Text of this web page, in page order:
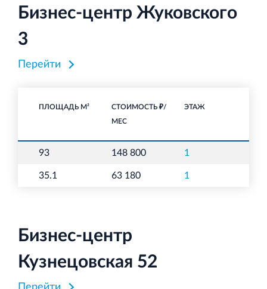
Бизнес-центр Жуковского
3
Перейти
ПЛОЩАДЬ М²
СТОИМОСТЬ ₽/
МЕС
ЭТАЖ
93 148 800 1
35.1 63 180 1
Бизнес-центр
Кузнецовская 52